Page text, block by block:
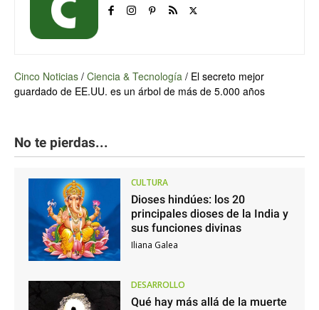
Cinco Noticias / Ciencia & Tecnología / El secreto mejor
guardado de EE.UU. es un árbol de más de 5.000 años
No te pierdas...
CULTURA
Dioses hindúes: los 20
principales dioses de la India y
sus funciones divinas
Iliana Galea
DESARROLLO
Qué hay más allá de la muerte